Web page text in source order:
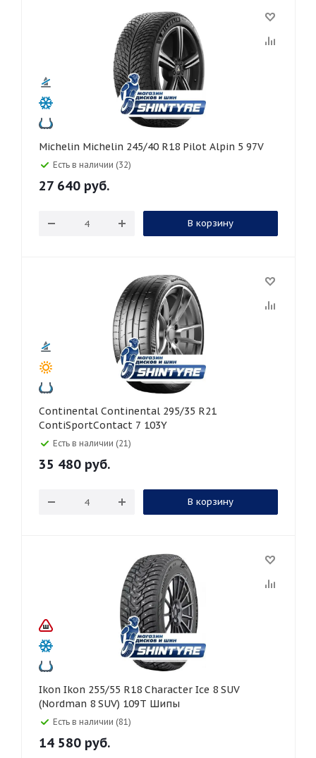
Michelin Michelin 245/40 R18 Pilot Alpin 5 97V
Есть в наличии (32)
27 640 руб.
В корзину
Continental Continental 295/35 R21
ContiSportContact 7 103Y
Есть в наличии (21)
35 480 руб.
В корзину
Ikon Ikon 255/55 R18 Character Ice 8 SUV
(Nordman 8 SUV) 109T Шипы
Есть в наличии (81)
14 580 руб.